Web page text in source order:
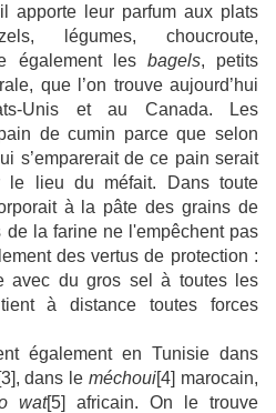
apporte leur parfum aux plats
légumes, choucroute,
également les bagels, petits
que l’on trouve aujourd’hui
Unis et au Canada. Les
de cumin parce que selon
s’emparerait de ce pain serait
le lieu du méfait.
Dans toute
à la pâte des grains de
la farine ne l'empêchent pas
des vertus de protection :
avec du gros sel à toutes les
à distance toutes forces
également en Tunisie dans
, dans leméchoui[4] marocain,
wat[5]
africain. On le trouve